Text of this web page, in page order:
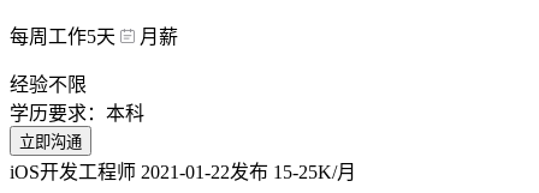
每周工作5天 月薪
经验不限
学历要求：本科
立即沟通
iOS开发工程师 2021-01-22发布 15-25K/月